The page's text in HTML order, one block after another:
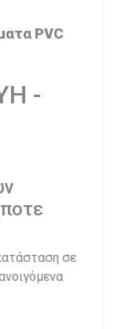
PVC
-
σε